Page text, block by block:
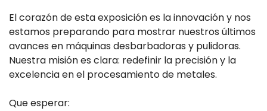
El corazón de esta exposición es la innovación y nos
estamos preparando para mostrar nuestros últimos
avances en máquinas desbarbadoras y pulidoras.
Nuestra misión es clara: redefinir la precisión y la
excelencia en el procesamiento de metales.
Que esperar: